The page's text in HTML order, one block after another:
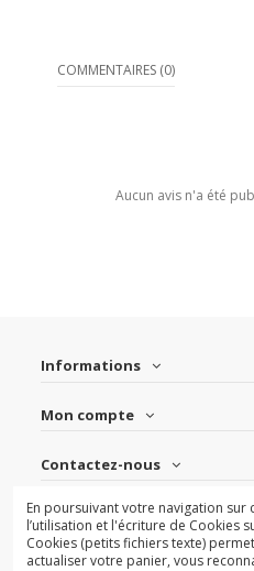
COMMENTAIRES (0)
Aucun avis n'a été
Informations
Mon compte
Contactez-nous
Suivez-nous
Newsletter
En poursuivant votre navigation sur
l’utilisation et l'écriture de Cookies
Cookies (petits fichiers texte)
actualiser votre panier, vous